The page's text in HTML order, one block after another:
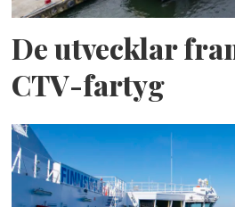
De utvecklar
CTV-fartyg